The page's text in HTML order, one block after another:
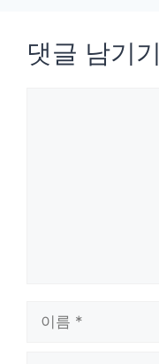
댓글 남기기